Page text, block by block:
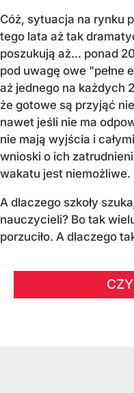
Cóż, sytuacja na rynku
tego lata aż tak
poszukują aż… ponad
pod uwagę owe "pełne
aż jednego na każdych
że gotowe są przyjąć
nawet jeśli nie ma
nie mają wyjścia i
wnioski o ich
wakatu jest niemożliwe.
A dlaczego szkoły
nauczycieli? Bo tak
porzuciło. A dlaczego